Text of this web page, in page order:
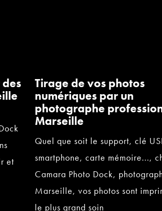
et
Tirage de vos photos
numériques par un
photographe
Marseille
Quel que soit le support, clé
smartphone, carte mémoire...,
Camara Photo Dock,
Marseille, vos photos sont
le plus grand soin